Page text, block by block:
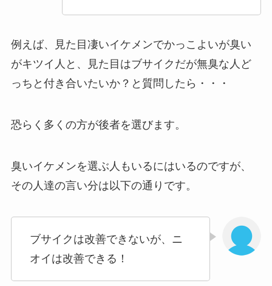
例えば、見た目凄いイケメンでかっこよいが臭い
がキツイ人と、見た目はブサイクだが無臭な人ど
っちと付き合いたいか？と質問したら・・・
恐らく多くの方が後者を選びます。
臭いイケメンを選ぶ人もいるにはいるのですが、
その人達の言い分は以下の通りです。
ブサイクは改善できないが、ニ
オイは改善できる！